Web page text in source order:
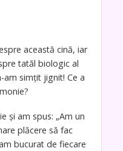
această cină, iar
tatăl biologic al
am simțit jignit! Ce a
și am spus: „Am un
plăcere să fac
bucurat de fiecare